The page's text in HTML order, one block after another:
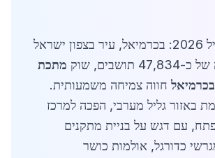
מעודכן לאפריל 2026: בכרמיאל, עיר בצפון ישראל
תושבים, שוק
מתכת
חווה צמיחה משמעותית.
באזור גליל מערבי, הפכה למרכז
עם דגש על בניית מתקנים
כדורגל, אולמות כושר